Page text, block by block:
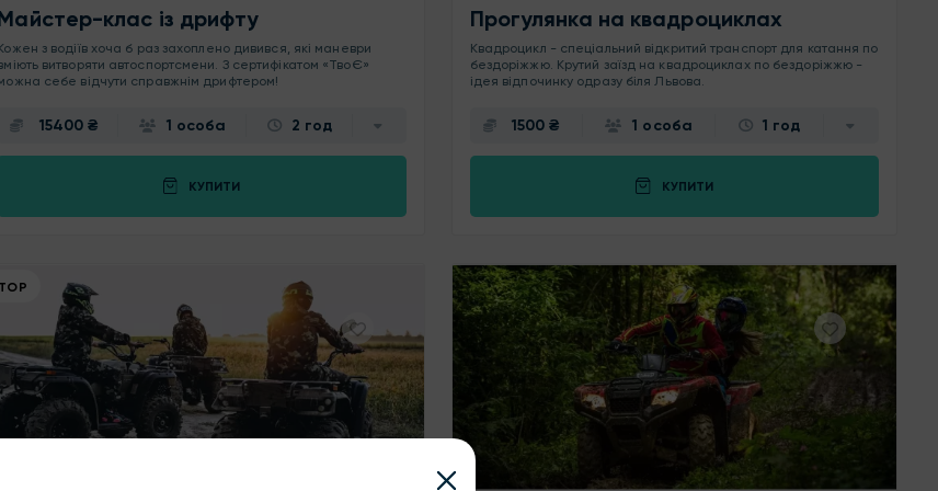
клас із дрифту
з водіїв хоча б раз захоплено дивився, які маневри
витворяти автоспортсмени. З сертифікатом «ТвоЄ»
себе відчути справжнім дрифтером!
15400 ₴ 1 особа 2 год
КУПИТИ
Прогулянка на квадроциклах
Квадроцикл - спеціальний відкритий транспорт для катання по
бездоріжжю. Крутий заїзд на квадроциклах по бездоріжжю -
ідея відпочинку одразу біля Львова.
1500 ₴ 1 особа 1 год
КУПИТИ
ТОР